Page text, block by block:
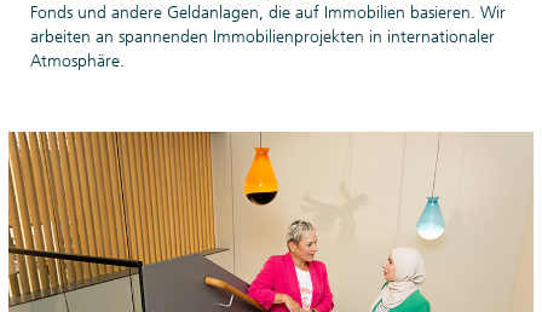
Fonds und andere Geldanlagen, die auf Immobilien basieren. Wir
arbeiten an spannenden Immobilienprojekten in internationaler
Atmosphäre.